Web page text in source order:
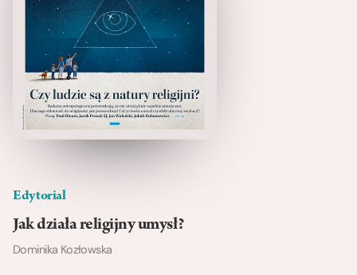
Edytorial
Jak działa religijny umysł?
Dominika Kozłowska